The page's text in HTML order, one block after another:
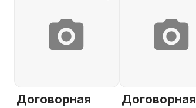
Договорная Договорная